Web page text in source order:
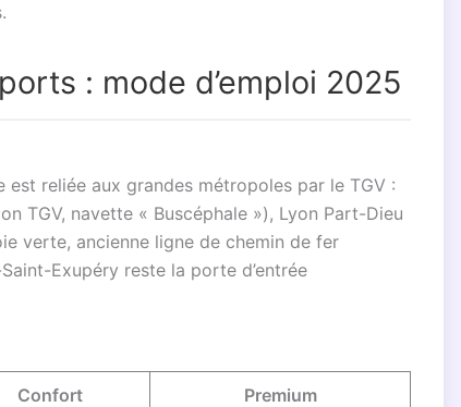
: mode d’emploi 2025
reliée aux grandes métropoles par le TGV :
TGV, navette « Buscéphale »), Lyon Part-Dieu
verte, ancienne ligne de chemin de fer
Exupéry reste la porte d’entrée
Confort Premium